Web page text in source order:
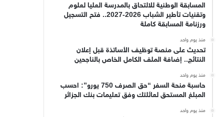
المسابقة الوطنية للالتحاق بالمدرسة العليا لعلوم
وتقنيات تأطير الشباب 2026-2027.. فتح التسجيل
ورزنامة المسابقة كاملة
منذ يوم واحد
تحديث على منصة توظيف الأساتذة قبل إعلان
النتائج.. إضافة الملف الكامل الخاص بالناجحين
منذ يوم واحد
حاسبة منحة السفر “حق الصرف 750 يورو”: احسب
المبلغ المستحق لعائلتك وفق تعليمات بنك الجزائر
منذ يوم واحد